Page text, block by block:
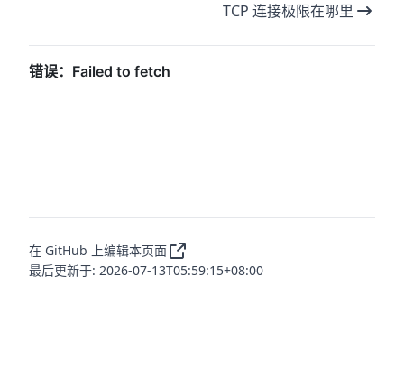
TCP 连接极限在哪里
在 GitHub 上编辑本页面
最后更新于: 2026-07-13T05:59:15+08:00